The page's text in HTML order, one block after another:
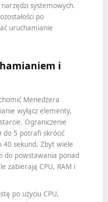
systemowych.
po
uruchamianie
i
Menedżera
wyłącz elementy,
Ograniczenie
do 5 potrafi skrócić
sekund. Zbyt wiele
do powstawania ponad
zabierają CPU, RAM i
po użyciu CPU,